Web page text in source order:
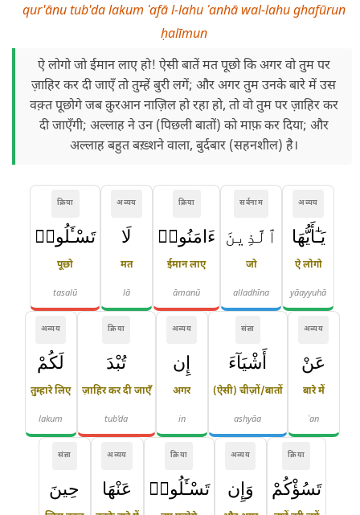
qur'ānu tub'da lakum ʿafā l-lahu ʿanhā wal-lahu ghafūrun
ḥalīmun
ऐ लोगो जो ईमान लाए हो! ऐसी बातें मत पूछो कि अगर वो तुम पर
ज़ाहिर कर दी जाएँ तो तुम्हें बुरी लगें; और अगर तुम उनके बारे में उस
वक़्त पूछोगे जब क़ुरआन नाज़िल हो रहा हो, तो वो तुम पर ज़ाहिर कर
दी जाएँगी; अल्लाह ने उन (पिछली बातों) को माफ़ कर दिया; और
अल्लाह बहुत बख़्शने वाला, बुर्दबार (सहनशील) है।
अव्यय
يَـٰٓأَيُّهَا
ऐ लोगो
yāayyuhā
सर्वनाम
ٱلَّذِينَ
जो
alladhīna
क्रिया
ءَامَنُوا۟
ईमान लाए
āmanū
अव्यय
لَا
मत
lā
क्रिया
تَسْـَٔلُوا۟
पूछो
tasalū
अव्यय
عَنْ
बारे में
ʿan
संज्ञा
أَشْيَآءَ
(ऐसी) चीज़ों/बातों
ashyāa
अव्यय
إِن
अगर
in
क्रिया
تُبْدَ
ज़ाहिर कर दी जाएँ
tub'da
अव्यय
لَكُمْ
तुम्हारे लिए
lakum
क्रिया
تَسُؤْكُمْ
अव्यय
وَإِن
क्रिया
تَسْـَٔلُوا۟
अव्यय
عَنْهَا
संज्ञा
حِينَ